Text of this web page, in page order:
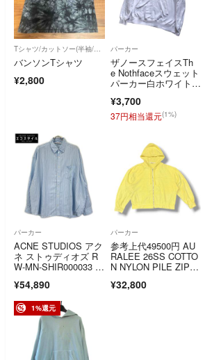
Tシャツ/カットソー(半袖/袖なし)
バンソンTシャツ
¥2,800
パーカー
ザノースフェイスTh
e Nothfaceスウェット
パーカー白ホワイト X
¥3,700
37円相当還元(1%)
パーカー
ACNE STUDIOS アク
ネ ストゥディオズ R
W-MN-SHIR000033 ブ
ンアップシャツ 44
¥54,890
パーカー
参考上代49500円 AU
RALEE 26SS COTTO
N NYLON PILE ZIP P
パーカー フーディ
¥32,800
1%還元